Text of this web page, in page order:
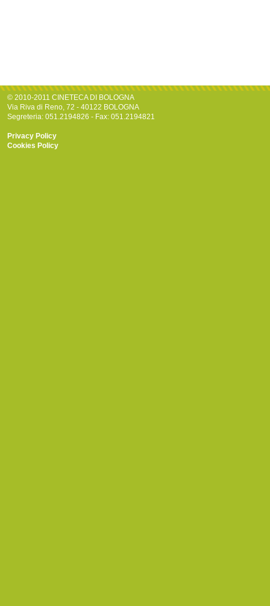
© 2010-2011 CINETECA DI BOLOGNA
Via Riva di Reno, 72 - 40122 BOLOGNA
Segreteria: 051.2194826 - Fax: 051.2194821
Privacy Policy
Cookies Policy